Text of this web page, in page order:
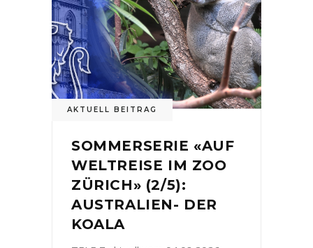
AKTUELL BEITRAG
SOMMERSERIE «AUF
WELTREISE IM ZOO
ZÜRICH» (2/5):
AUSTRALIEN- DER
KOALA